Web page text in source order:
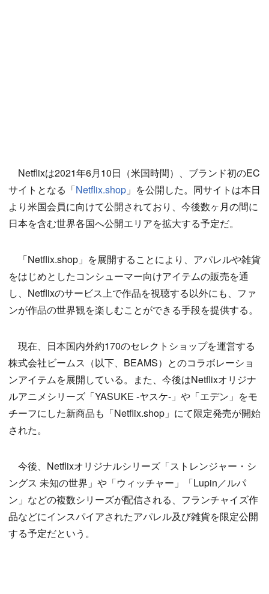
Netflixは2021年6月10日（米国時間）、ブランド初のEC
サイトとなる「Netflix.shop 」を公開した。同サイトは本日
より米国会員に向けて公開されており、今後数ヶ月の間に
日本を含む世界各国へ公開エリアを拡大する予定だ。
「Netflix.shop」を展開することにより、アパレルや雑貨
をはじめとしたコンシューマー向けアイテムの販売を通
し、Netflixのサービス上で作品を視聴する以外にも、ファ
ンが作品の世界観を楽しむことができる手段を提供する。
現在、日本国内外約170のセレクトショップを運営する
株式会社ビームス（以下、BEAMS）とのコラボレーショ
ンアイテムを展開している。また、今後はNetflixオリジナ
ルアニメシリーズ「YASUKE -ヤスケ-」や「エデン」をモ
チーフにした新商品も「Netflix.shop」にて限定発売が開始
された。
今後、Netflixオリジナルシリーズ「ストレンジャー・シ
ングス 未知の世界」や「ウィッチャー」「Lupin／ルパ
ン」などの複数シリーズが配信される、フランチャイズ作
品などにインスパイアされたアパレル及び雑貨を限定公開
する予定だという。